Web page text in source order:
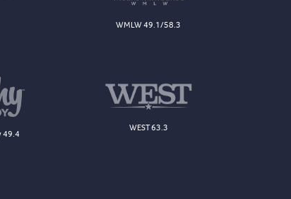
WMLW 49.1/58.3
49.4
WEST 63.3